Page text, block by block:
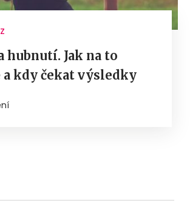
hubnutí. Jak na to
a kdy čekat výsledky